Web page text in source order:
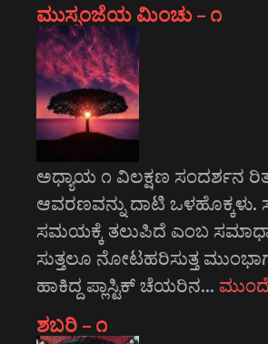
ಮುಸ್ಸಂಜೆಯ ಮಿಂಚು – ೧
ಅಧ್ಯಾಯ ೧ ವಿಲಕ್ಷಣ ಸಂದರ್ಶನ
ಆವರಣವನ್ನು ದಾಟಿ
ಸಮಯಕ್ಕೆ ತಲುಪಿದೆ ಎಂಬ
ಸುತ್ತಲೂ ನೋಟಹರಿಸುತ್ತ
ಹಾಕಿದ್ದ ಪ್ಲಾಸ್ಟಿಕ್ ಚೆಯರಿನ…
ಶಬರಿ – ೧